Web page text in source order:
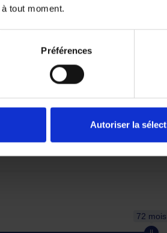
tout moment.
Préférences
Autoriser la
Vérifiez vos capacités de
72 mois